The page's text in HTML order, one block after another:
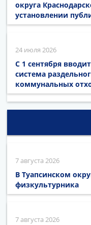
округа
установлении
24 июля 2026
С 1 сентября
система
коммунальных
7 августа 2026
В Туапсинском
физкультурника
7 августа 2026